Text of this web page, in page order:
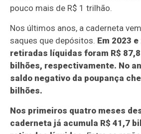
pouco mais de R$ 1 trilhão.
Nos últimos anos, a caderneta
saques que depósitos. Em 2023
retiradas líquidas foram R$
bilhões, respectivamente. No
saldo negativo da poupança
bilhões.
Nos primeiros quatro meses
caderneta já acumula R$ 41,7